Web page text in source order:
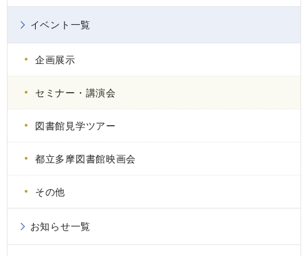
イベント一覧
企画展示
セミナー・講演会
図書館見学ツアー
都立多摩図書館映画会
その他
お知らせ一覧